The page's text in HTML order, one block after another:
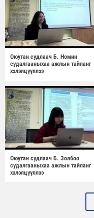
Оюутан судлаач Б. Номин
судалгааныхаа ажлын тайланг
хэлэлцүүллээ
Оюутан судлаач Б. Золбоо
судалгааныхаа ажлын тайланг
хэлэлцүүллээ